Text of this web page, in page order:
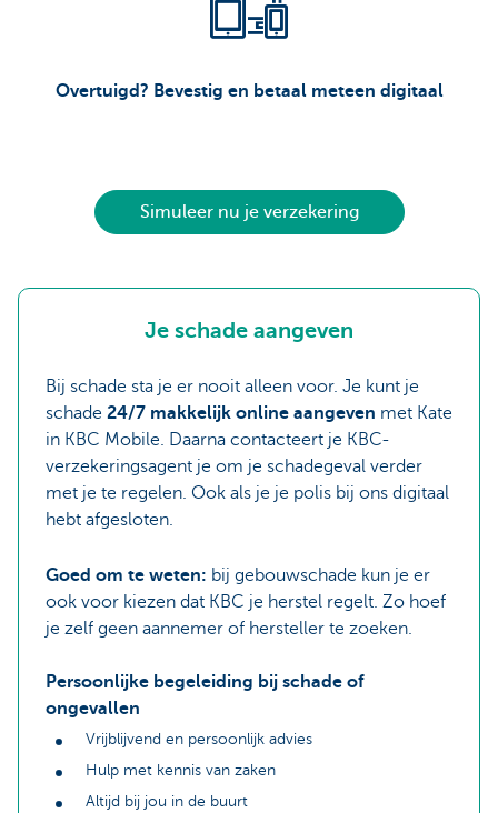
Overtuigd? Bevestig en betaal meteen digitaal
Simuleer nu je verzekering
Je schade aangeven
Bij schade sta je er nooit alleen voor. Je kunt je
schade 24/7 makkelijk online aangeven met Kate
in KBC Mobile. Daarna contacteert je KBC-
verzekeringsagent je om je schadegeval verder
met je te regelen. Ook als je je polis bij ons digitaal
hebt afgesloten.
Goed om te weten: bij gebouwschade kun je er
ook voor kiezen dat KBC je herstel regelt. Zo hoef
je zelf geen aannemer of hersteller te zoeken.
Persoonlijke begeleiding bij schade of
ongevallen
Vrijblijvend en persoonlijk advies
Hulp met kennis van zaken
Altijd bij jou in de buurt